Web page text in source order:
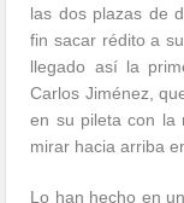
las dos plazas de
fin sacar rédito a
llegado así la
Carlos Jiménez,
en su pileta con la
mirar hacia arriba
Lo han hecho en